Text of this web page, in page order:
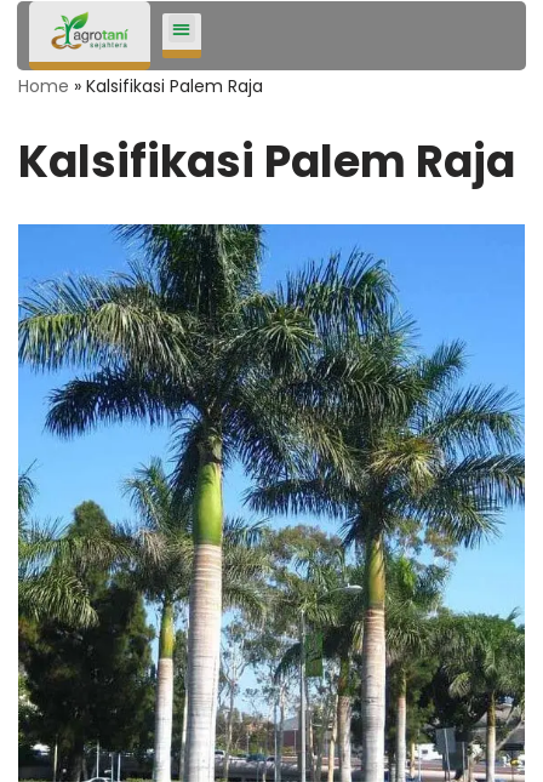
Lompat
ke
Home » Kalsifikasi Palem Raja
Kalsifikasi Palem Raja